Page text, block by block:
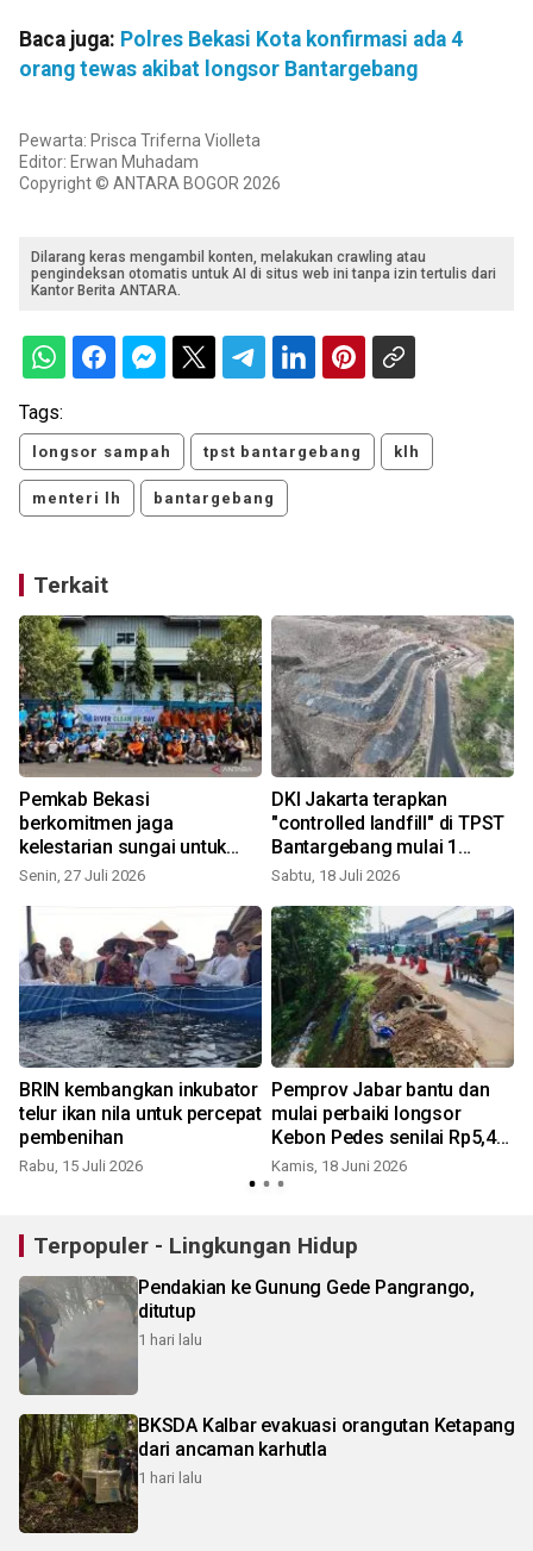
Baca juga: Polres Bekasi Kota konfirmasi ada 4
orang tewas akibat longsor Bantargebang
Pewarta: Prisca Triferna Violleta
Editor: Erwan Muhadam
Copyright © ANTARA BOGOR 2026
Dilarang keras mengambil konten, melakukan crawling atau
pengindeksan otomatis untuk AI di situs web ini tanpa izin tertulis dari
Kantor Berita ANTARA.
Tags:
longsor sampah tpst bantargebang klh
menteri lh bantargebang
Terkait
Pemkab Bekasi
berkomitmen jaga
kelestarian sungai untuk
tingkatkan kualitas
Senin, 27 Juli 2026
DKI Jakarta terapkan
"controlled landfill" di TPST
Bantargebang mulai 1
Agustus
Sabtu, 18 Juli 2026
BRIN kembangkan inkubator
telur ikan nila untuk percepat
pembenihan
Rabu, 15 Juli 2026
Pemprov Jabar bantu dan
mulai perbaiki longsor
Kebon Pedes senilai Rp5,4
miliar
Kamis, 18 Juni 2026
Terpopuler - Lingkungan Hidup
Pendakian ke Gunung Gede Pangrango,
ditutup
1 hari lalu
BKSDA Kalbar evakuasi orangutan Ketapang
dari ancaman karhutla
1 hari lalu